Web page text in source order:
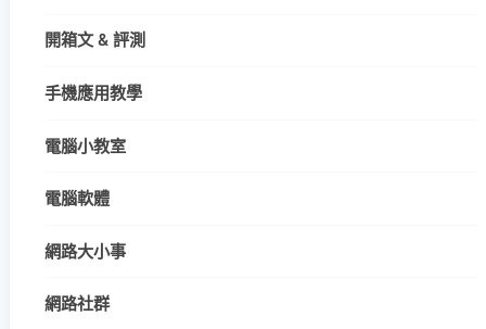
開箱文 & 評測
手機應用教學
電腦小教室
電腦軟體
網路大小事
網路社群